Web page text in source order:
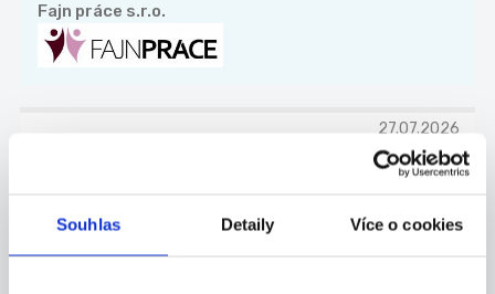
Souhlas Detaily Více o cookies
Fajn práce s.r.o.
27.07.2026
n...
Ústí nad Labem